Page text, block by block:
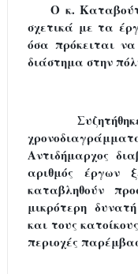
Ο κ.
σχετικά με τα
όσα πρόκειται
διάστημα στην
Αντιδήμαρχος
αριθμός έργων
καταβληθούν
μικρότερη
και τους
περιοχές